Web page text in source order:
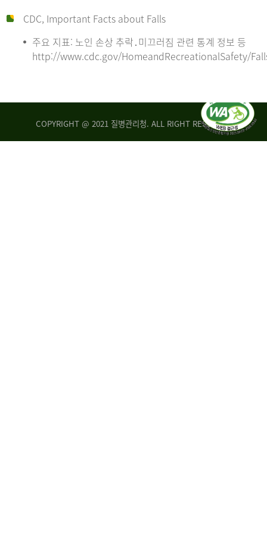
CDC, Important Facts about Falls
주요 지표: 노인 손상 추락․미끄러짐 관련 통계 정보 등
http://www.cdc.gov/HomeandRecreationalSafety/
COPYRIGHT @ 2021 질병관리청. ALL RIGHT RESERVED